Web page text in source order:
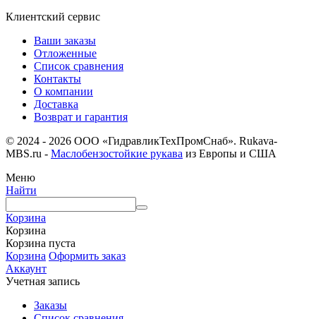
Клиентский сервис
Ваши заказы
Отложенные
Список сравнения
Контакты
О компании
Доставка
Возврат и гарантия
© 2024 - 2026 ООО «ГидравликТехПромСнаб». Rukava-
MBS.ru - Маслобензостойкие рукава из Европы и США
Меню
Найти
Корзина
Корзина
Корзина пуста
Корзина Оформить заказ
Аккаунт
Учетная запись
Заказы